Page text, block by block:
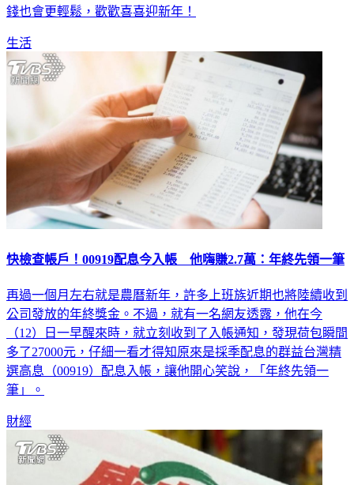
錢也會更輕鬆，歡歡喜喜迎新年！
生活
快檢查帳戶！00919配息今入帳 他嗨賺2.7萬：年終先領一筆
再過一個月左右就是農曆新年，許多上班族近期也將陸續收到
公司發放的年終獎金。不過，就有一名網友透露，他在今
（12）日一早醒來時，就立刻收到了入帳通知，發現荷包瞬間
多了27000元，仔細一看才得知原來是採季配息的群益台灣精
選高息（00919）配息入帳，讓他開心笑說，「年終先領一
筆」。
財經